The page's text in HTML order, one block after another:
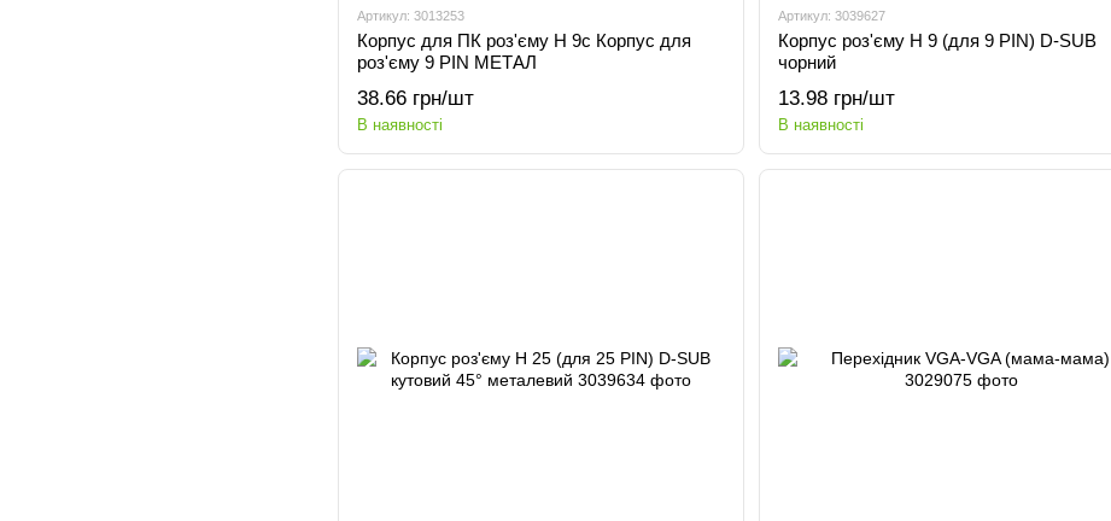
Артикул: 3013253
Корпус для ПК роз'єму H 9c Корпус для
роз'єму 9 PIN МЕТАЛ
38.66 грн/шт
В наявності
Артикул: 3039627
Корпус роз'єму H 9 (для 9 PIN) D-SUB
чорний
13.98 грн/шт
В наявності